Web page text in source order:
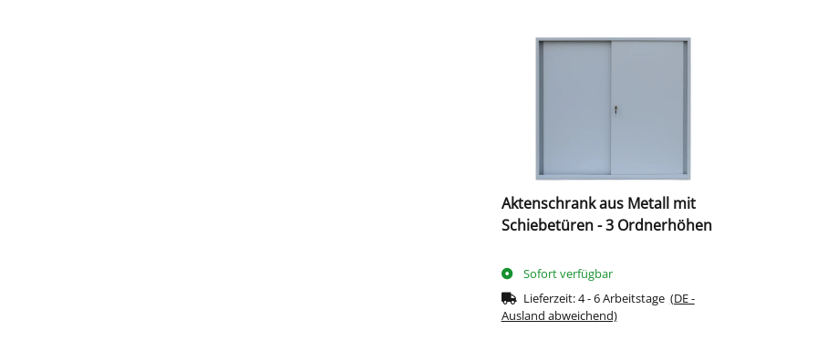
Aktenschrank aus Metall mit
Schiebetüren - 3 Ordnerhöhen
Sofort verfügbar
Lieferzeit:4 - 6 Arbeitstage (DE -
Ausland abweichend)